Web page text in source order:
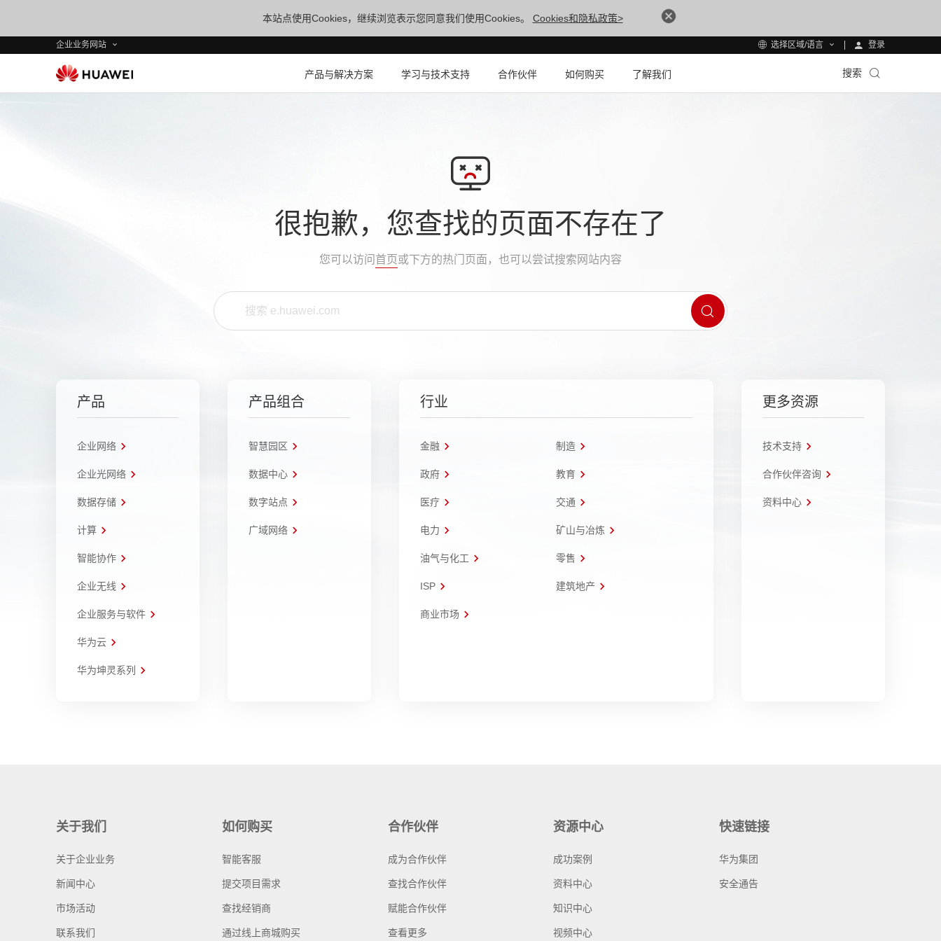
本站点使用Cookies，继续浏览表示您同意我们使用Cookies。 Cookies和隐私政策>
企业业务网站 选择区域/语言 登录
产品与解决方案 学习与技术支持 合作伙伴 如何购买 了解我们 搜索
很抱歉，您查找的页面不存在了
您可以访问 首页或下方的热门页面，也可以尝试搜索网站内容
产品
企业网络
企业光网络
数据存储
计算
智能协作
企业无线
企业服务与软件
华为云
华为坤灵系列
产品组合
智慧园区
数据中心
数字站点
广域网络
行业
金融 制造
政府 教育
医疗 交通
电力 矿山与冶炼
油气与化工 零售
ISP 建筑地产
商业市场
更多资源
技术支持
合作伙伴咨询
资料中心
关于我们
关于企业业务
新闻中心
市场活动
联系我们
如何购买
智能客服
提交项目需求
查找经销商
通过线上商城购买
合作伙伴
成为合作伙伴
查找合作伙伴
赋能合作伙伴
查看更多
资源中心
成功案例
资料中心
知识中心
视频中心
快速链接
华为集团
安全通告